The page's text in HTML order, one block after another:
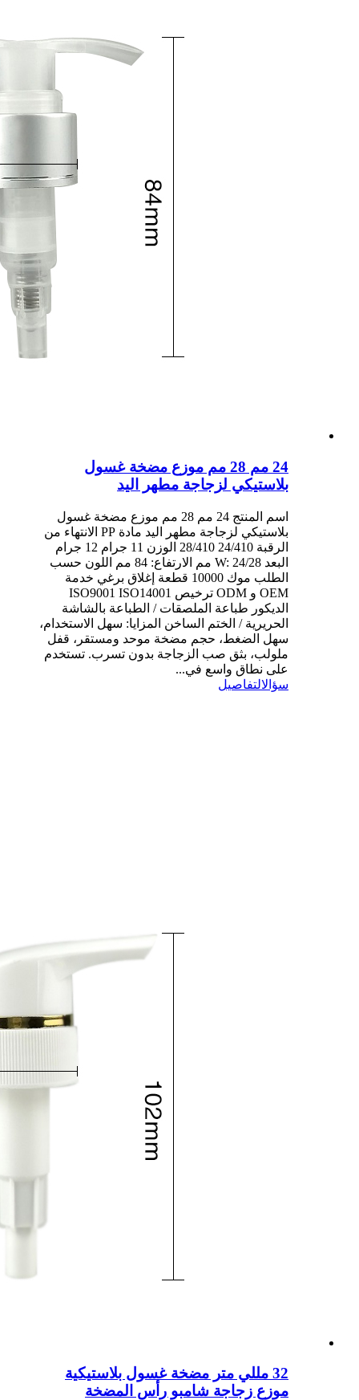
24 مم 28 مم موزع مضخة غسول
بلاستيكي لزجاجة مطهر اليد
اسم المنتج 24 مم 28 مم موزع مضخة غسول
بلاستيكي لزجاجة مطهر اليد مادة PP الانتهاء من
الرقبة 24/410 28/410 الوزن 11 جرام 12 جرام
البعد W: 24/28 مم الارتفاع: 84 مم اللون حسب
الطلب موك 10000 قطعة إغلاق برغي خدمة
OEM و ODM ترخيص ISO9001 ISO14001
الديكور طباعة الملصقات / الطباعة بالشاشة
الحريرية / الختم الساخن المزايا: سهل الاستخدام،
سهل الضغط، حجم مضخة موحد ومستقر، قفل
ملولب، بثق صب الزجاجة بدون تسرب. تستخدم
على نطاق واسع في...
سؤالالتفاصيل
32 مللي متر مضخة غسول بلاستيكية
موزع زجاجة شامبو رأس المضخة